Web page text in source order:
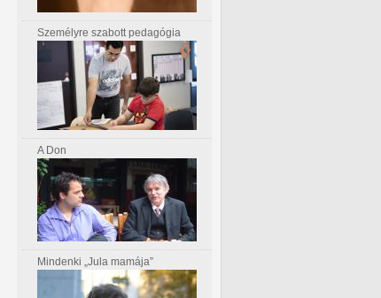
Személyre szabott pedagógia
A Don
Mindenki „Jula mamája”